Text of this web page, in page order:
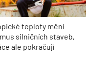
teploty mění
silničních staveb,
ale pokračují